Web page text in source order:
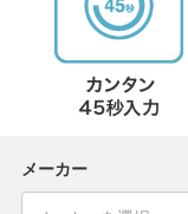
メーカー